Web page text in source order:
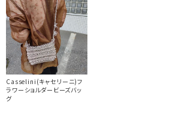
Casselini(キャセリーニ)フ
ラワーショルダービーズバッ
グ